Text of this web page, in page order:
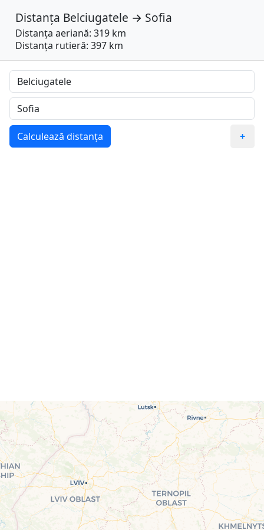
Distanța Belciugatele → Sofia
Distanța aeriană: 319 km
Distanța rutieră: 397 km
Calculează distanța +